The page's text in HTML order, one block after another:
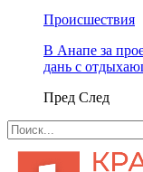
Происшествия
В Анапе за
дань с
Пред След